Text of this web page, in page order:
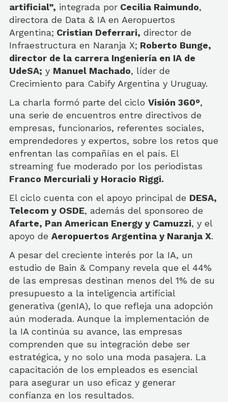
artificial”, integrada por Cecilia Raimundo,
directora de Data & IA en Aeropuertos
Argentina; Cristian Deferrari, director de
Infraestructura en Naranja X; Roberto Bunge,
director de la carrera Ingeniería en IA de
UdeSA; y Manuel Machado, líder de
Crecimiento para Cabify Argentina y Uruguay.
La charla formó parte del ciclo Visión 360°,
una serie de encuentros entre directivos de
empresas, funcionarios, referentes sociales,
emprendedores y expertos, sobre los retos que
enfrentan las compañías en el país. El
streaming fue moderado por los periodistas
Franco Mercuriali y Horacio Riggi.
El ciclo cuenta con el apoyo principal de DESA,
Telecom y OSDE, además del sponsoreo de
Afarte, Pan American Energy y Camuzzi, y el
apoyo de Aeropuertos Argentina y Naranja X.
A pesar del creciente interés por la IA, un
estudio de Bain & Company revela que el 44%
de las empresas destinan menos del 1% de su
presupuesto a la inteligencia artificial
generativa (genIA), lo que refleja una adopción
aún moderada. Aunque la implementación de
la IA continúa su avance, las empresas
comprenden que su integración debe ser
estratégica, y no solo una moda pasajera. La
capacitación de los empleados es esencial
para asegurar un uso eficaz y generar
confianza en los resultados.